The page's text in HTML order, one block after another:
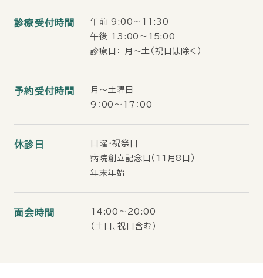
診療受付時間
午前 9:00〜11:30
午後 13:00〜15:00
診療日： 月〜土（祝日は除く）
予約受付時間
月～土曜日
9：00～17：00
休診日
日曜・祝祭日
病院創立記念日（11月8日）
年末年始
面会時間
14:00～20:00
（土日、祝日含む）